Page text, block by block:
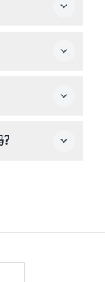
额外付费。
年凭有效身
符合青年优